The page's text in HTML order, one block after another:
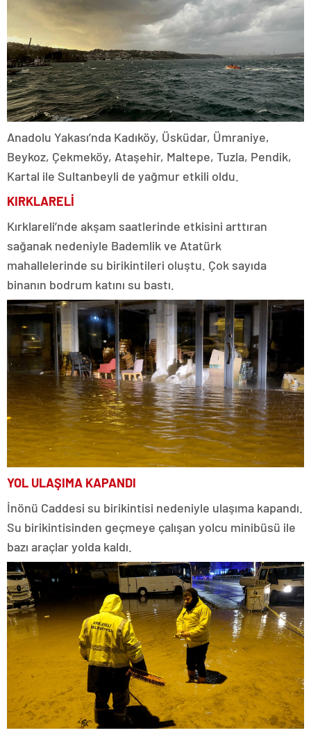
Anadolu Yakası’nda Kadıköy, Üsküdar, Ümraniye,
Beykoz, Çekmeköy, Ataşehir, Maltepe, Tuzla, Pendik,
Kartal ile Sultanbeyli de yağmur etkili oldu.
KIRKLARELİ
Kırklareli’nde akşam saatlerinde etkisini arttıran
sağanak nedeniyle Bademlik ve Atatürk
mahallelerinde su birikintileri oluştu. Çok sayıda
binanın bodrum katını su bastı.
YOL ULAŞIMA KAPANDI
İnönü Caddesi su birikintisi nedeniyle ulaşıma kapandı.
Su birikintisinden geçmeye çalışan yolcu minibüsü ile
bazı araçlar yolda kaldı.